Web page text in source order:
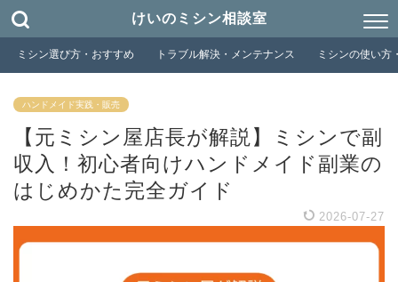
けいのミシン相談室
ミシン選び方・おすすめ トラブル解決・メンテナンス ミシンの使い方
ハンドメイド実践・販売
【元ミシン屋店長が解説】ミシンで副
収入！初心者向けハンドメイド副業の
はじめかた完全ガイド
2026-07-27